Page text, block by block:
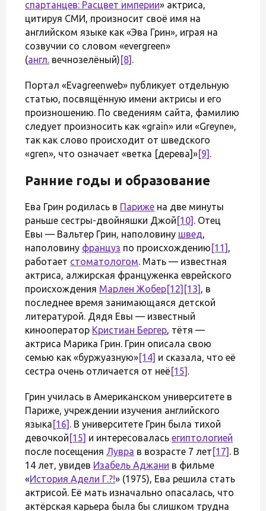
спартанцев: Расцвет империи» актриса,
цитируя СМИ, произносит своё имя на
английском языке как «Эва Грин», играя на
созвучии со словом «evergreen»
(англ. вечнозелёный) [8] .
Портал «Evagreenweb» публикует отдельную
статью, посвящённую имени актрисы и его
произношению. По сведениям сайта, фамилию
следует произносить как «grain» или «Greyne»,
так как слово происходит от шведского
«gren», что означает «ветка [дерева]»[9] .
Ранние годы и образование
Ева Грин родилась в Париже на две минуты
раньше сестры-двойняшки Джой [10] . Отец
Евы — Вальтер Грин, наполовину швед,
наполовину француз по происхождению [11] ,
работает стоматологом. Мать — известная
актриса, алжирская француженка еврейского
происхождения Марлен Жобер[12] [13] , в
последнее время занимающаяся детской
литературой. Дядя Евы — известный
кинооператор Кристиан Бергер, тётя —
актриса Марика Грин. Грин описала свою
семью как «буржуазную»[14] и сказала, что её
сестра очень отличается от неё [15] .
Грин училась в Американском университете в
Париже, учреждении изучения английского
языка [16] . В университете Грин была тихой
девочкой [15] и интересовалась египтологией
после посещения Лувра в возрасте 7 лет [17] . В
14 лет, увидев Изабель Аджани в фильме
«История Адели Г.?!» (1975), Ева решила стать
актрисой. Её мать изначально опасалась, что
актёрская карьера была бы слишком трудна